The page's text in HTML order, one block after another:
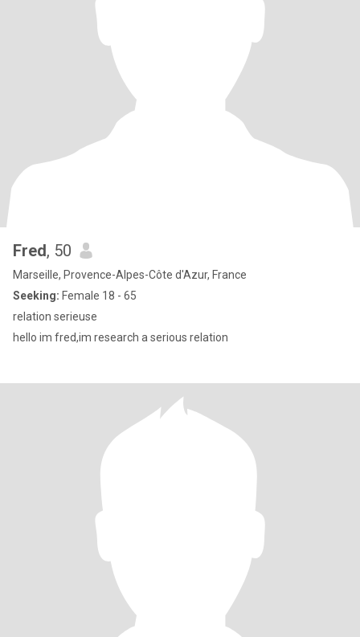
Fred, 50
Marseille, Provence-Alpes-Côte d'Azur, France
Seeking: Female 18 - 65
relation serieuse
hello im fred,im research a serious relation